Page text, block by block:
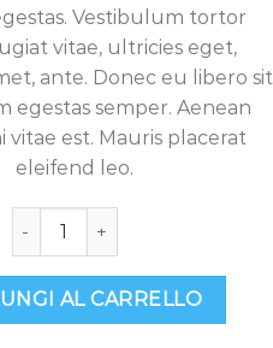
Vestibulum tortor
vitae, ultricies eget,
ante. Donec eu libero sit
egestas semper. Aenean
vitae est. Mauris placerat
eleifend leo.
Woo Logo quantità
AL CARRELLO